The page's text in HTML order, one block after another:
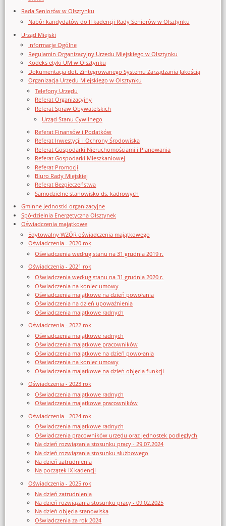
Rada Seniorów w Olsztynku
Nabór kandydatów do II kadencji Rady Seniorów w Olsztynku
Urząd Miejski
Informacje Ogólne
Regulamin Organizacyjny Urzedu Miejskiego w Olsztynku
Kodeks etyki UM w Olsztynku
Dokumentacja dot. Zintegrowanego Systemu Zarządzania Jakością
Organizacja Urzędu Miejskiego w Olsztynku
Telefony Urzędu
Referat Organizacyjny
Referat Spraw Obywatelskich
Urząd Stanu Cywilnego
Referat Finansów i Podatków
Referat Inwestycji i Ochrony Środowiska
Referat Gospodarki Nieruchomościami i Planowania
Referat Gospodarki Mieszkaniowej
Referat Promocji
Biuro Rady Miejskiej
Referat Bezpieczeństwa
Samodzielne stanowisko ds. kadrowych
Gminne jednostki organizacyjne
Spółdzielnia Energetyczna Olsztynek
Oświadczenia majątkowe
Edytowalny WZÓR oświadczenia majątkowego
Oświadczenia - 2020 rok
Oświadczenia według stanu na 31 grudnia 2019 r.
Oświadczenia - 2021 rok
Oświadczenia według stanu na 31 grudnia 2020 r.
Oświadczenia na koniec umowy
Oświadczenia majątkowe na dzień powołania
Oświadczenia na dzień upoważnienia
Oświadczenia majątkowe radnych
Oświadczenia - 2022 rok
Oświadczenia majątkowe radnych
Oświadczenia majątkowe pracowników
Oświadczenia majątkowe na dzień powołania
Oświadczenia na koniec umowy
Oświadczenia majątkowe na dzień objęcia funkcji
Oświadczenia - 2023 rok
Oświadczenia majątkowe radnych
Oświadczenia majątkowe pracowników
Oświadczenia - 2024 rok
Oświadczenia majątkowe radnych
Oświadczenia pracowników urzędu oraz jednostek podległych
Na dzień rozwiązania stosunku pracy - 29.07.2024
Na dzień rozwiązania stosunku służbowego
Na dzień zatrudnienia
Na początek IX kadencji
Oświadczenia - 2025 rok
Na dzień zatrudnienia
Na dzień rozwiązania stosunku pracy - 09.02.2025
Na dzień objęcia stanowiska
Oświadczenia za rok 2024